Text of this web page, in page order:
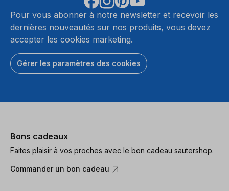
Pour vous abonner à notre newsletter et recevoir les
dernières nouveautés sur nos produits, vous devez
accepter les cookies marketing.
Gérer les paramètres des cookies
Bons cadeaux
Faites plaisir à vos proches avec le bon cadeau sautershop.
Commander un bon cadeau